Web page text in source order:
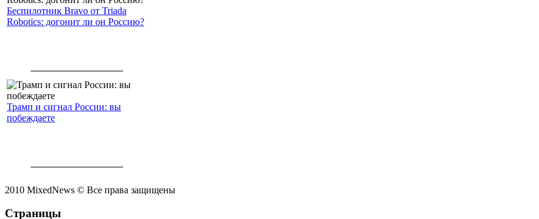
Беспилотник Bravo от Triada
Robotics: догонит ли он Россию?
Трамп и сигнал России: вы
побеждаете
2010 MixedNews © Все права защищены
Страницы